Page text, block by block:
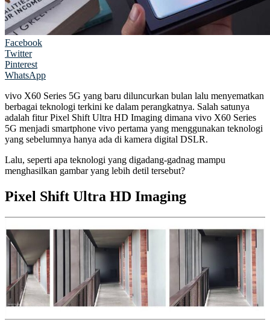
Facebook
Twitter
Pinterest
WhatsApp
vivo X60 Series 5G yang baru diluncurkan bulan lalu menyematkan
berbagai teknologi terkini ke dalam perangkatnya. Salah satunya
adalah fitur Pixel Shift Ultra HD Imaging dimana vivo X60 Series
5G menjadi smartphone vivo pertama yang menggunakan teknologi
yang sebelumnya hanya ada di kamera digital DSLR.
Lalu, seperti apa teknologi yang digadang-gadnag mampu
menghasilkan gambar yang lebih detil tersebut?
Pixel Shift Ultra HD Imaging